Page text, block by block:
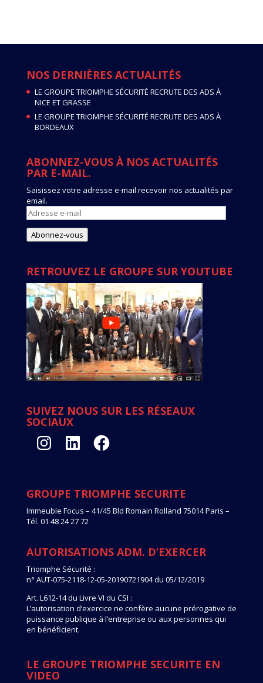
NOS DERNIÈRES ACTUALITÉS
LE GROUPE TRIOMPHE SÉCURITÉ RECRUTE DES ADS À
NICE ET GRASSE
LE GROUPE TRIOMPHE SÉCURITÉ RECRUTE DES ADS À
BORDEAUX
ABONNEZ-VOUS À NOS ACTUALITÉS
PAR E-MAIL.
Saisissez votre adresse e-mail recevoir nos actualités par
email.
Adresse
e-
mail
Abonnez-vous
RETROUVEZ LE GROUPE SUR YOUTUBE
SUIVEZ NOUS SUR LES RÉSEAUX
SOCIAUX
InstagramLinkedIn Facebook
GROUPE TRIOMPHE SECURITE
Immeuble Focus – 41/45 Bld Romain Rolland 75014 Paris –
Tél. 01 48 24 27 72
AUTORISATIONS ADM. D’EXERCER
Triomphe Sécurité :
n° AUT-075-2118-12-05-20190721904 du 05/12/2019
Art. L612-14 du Livre VI du CSI :
L’autorisation d’exercice ne confère aucune prérogative de
puissance publique à l’entreprise ou aux personnes qui
en bénéficient.
LE GROUPE TRIOMPHE SECURITE EN
VIDEO